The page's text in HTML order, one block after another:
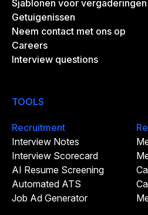
Sjablonen voor vergaderingen
Getuigenissen
Neem contact met ons op
Careers
Interview questions
TOOLS
Recruitment
Interview Notes
Interview Scorecard
AI Resume Screening
Automated ATS
Job Ad Generator